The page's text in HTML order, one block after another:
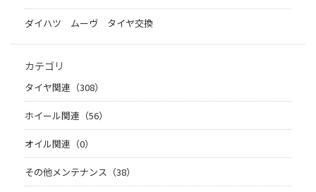
ダイハツ ムーヴ タイヤ交換
カテゴリ
タイヤ関連（308）
ホイール関連（56）
オイル関連（0）
その他メンテナンス（38）